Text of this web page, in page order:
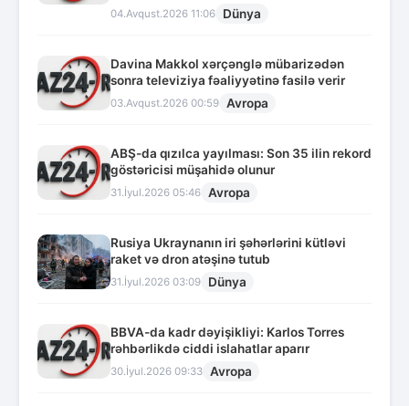
04.Avqust.2026 11:06 Dünya
Davina Makkol xərçənglə mübarizədən
sonra televiziya fəaliyyətinə fasilə verir
03.Avqust.2026 00:59 Avropa
ABŞ-da qızılca yayılması: Son 35 ilin rekord
göstəricisi müşahidə olunur
31.İyul.2026 05:46 Avropa
Rusiya Ukraynanın iri şəhərlərini kütləvi
raket və dron atəşinə tutub
31.İyul.2026 03:09 Dünya
BBVA-da kadr dəyişikliyi: Karlos Torres
rəhbərlikdə ciddi islahatlar aparır
30.İyul.2026 09:33 Avropa